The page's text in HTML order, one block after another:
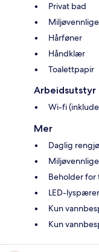
Privat bad
Hårføner
Håndklær
Toalettpapir
Wi-fi
Mer
Daglig
Beholder for
LED-lyspærer
Kun
Kun